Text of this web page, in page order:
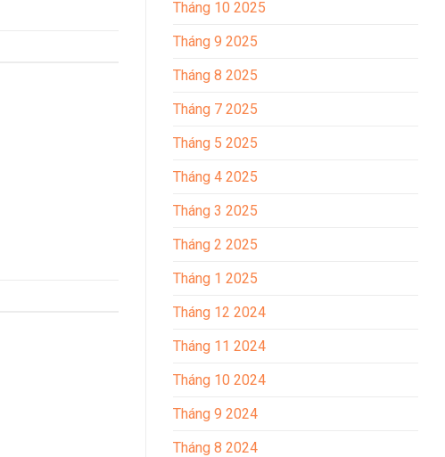
Tháng 10 2025
Tháng 9 2025
Tháng 8 2025
Tháng 7 2025
Tháng 5 2025
Tháng 4 2025
Tháng 3 2025
Tháng 2 2025
Tháng 1 2025
Tháng 12 2024
Tháng 11 2024
Tháng 10 2024
Tháng 9 2024
Tháng 8 2024